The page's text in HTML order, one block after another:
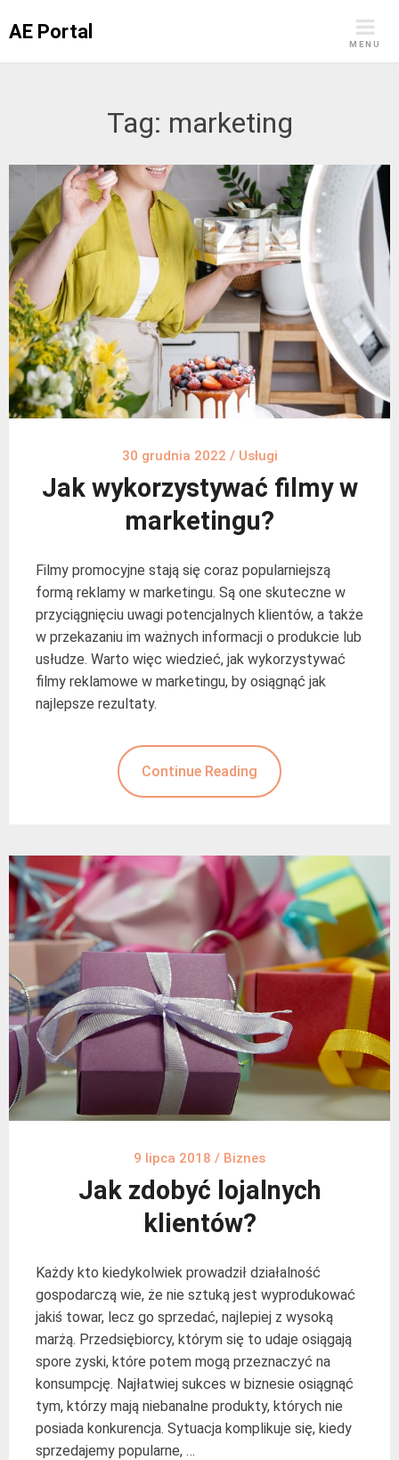
toAE Portal
MENU
Tag: marketing
30 grudnia 2022 / Usługi
Jak wykorzystywać filmy w
marketingu?
Filmy promocyjne stają się coraz popularniejszą
formą reklamy w marketingu. Są one skuteczne w
przyciągnięciu uwagi potencjalnych klientów, a także
w przekazaniu im ważnych informacji o produkcie lub
usłudze. Warto więc wiedzieć, jak wykorzystywać
filmy reklamowe w marketingu, by osiągnąć jak
najlepsze rezultaty.
Continue Reading
9 lipca 2018 / Biznes
Jak zdobyć lojalnych
klientów?
Każdy kto kiedykolwiek prowadził działalność
gospodarczą wie, że nie sztuką jest wyprodukować
jakiś towar, lecz go sprzedać, najlepiej z wysoką
marżą. Przedsiębiorcy, którym się to udaje osiągają
spore zyski, które potem mogą przeznaczyć na
konsumpcję. Najłatwiej sukces w biznesie osiągnąć
tym, którzy mają niebanalne produkty, których nie
posiada konkurencja. Sytuacja komplikuje się, kiedy
sprzedajemy popularne, …